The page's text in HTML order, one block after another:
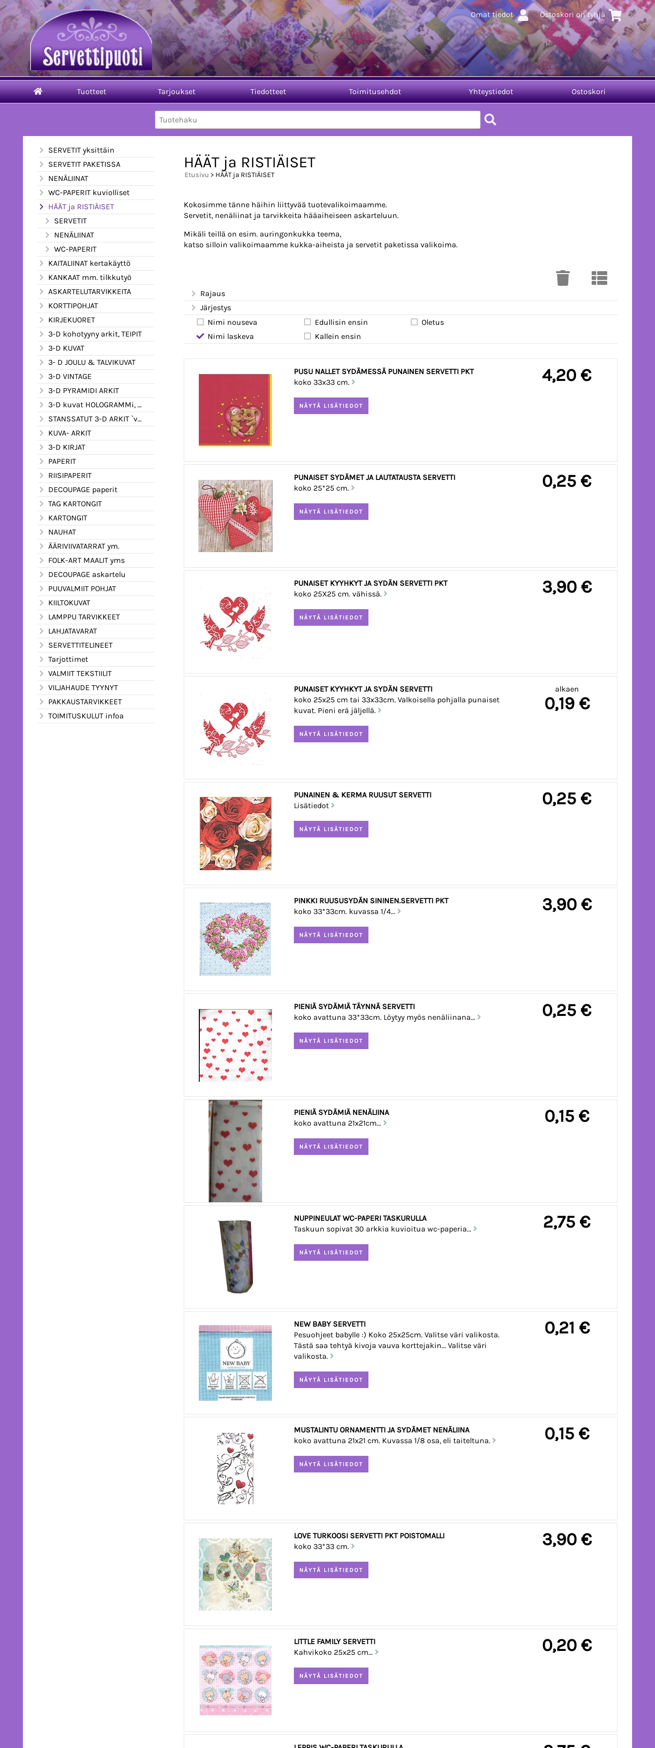
Omat tiedot Ostoskori on tyhjä
Tuotteet Tarjoukset Tiedotteet Toimitusehdot Yhteystiedot Ostoskori
SERVETIT yksittäin
SERVETIT PAKETISSA
NENÄLIINAT
WC-PAPERIT kuviolliset
HÄÄT ja RISTIÄISET
SERVETIT
NENÄLIINAT
WC-PAPERIT
KAITALIINAT kertakäyttö
KANKAAT mm. tilkkutyö
ASKARTELUTARVIKKEITA
KORTTIPOHJAT
KIRJEKUORET
3-D kohotyyny arkit, TEIPIT
3-D KUVAT
3- D JOULU & TALVIKUVAT
3-D VINTAGE
3-D PYRAMIDI ARKIT
3-D kuvat HOLOGRAMMi, kimalle ym.
STANSSATUT 3-D ARKIT `valmiiksi leikatut
KUVA- ARKIT
3-D KIRJAT
PAPERIT
RIISIPAPERIT
DECOUPAGE paperit
TAG KARTONGIT
KARTONGIT
NAUHAT
ÄÄRIVIIVATARRAT ym.
FOLK-ART MAALIT yms
DECOUPAGE askartelu
PUUVALMIIT POHJAT
KIILTOKUVAT
LAMPPU TARVIKKEET
LAHJATAVARAT
SERVETTITELINEET
Tarjottimet
VALMIIT TEKSTIILIT
VILJAHAUDE TYYNYT
PAKKAUSTARVIKKEET
TOIMITUSKULUT infoa
HÄÄT ja RISTIÄISET
Etusivu > HÄÄT ja RISTIÄISET
Kokosimme tänne häihin liittyvää tuotevalikoimaamme.
Servetit, nenäliinat ja tarvikkeita hääaiheiseen askarteluun.
Mikäli teillä on esim. auringonkukka teema,
katso silloin valikoimaamme kukka-aiheista ja servetit paketissa valikoima.
Rajaus
Järjestys
Nimi nouseva
Nimi laskeva
Edullisin ensin
Kallein ensin
Oletus
PUSU NALLET SYDÄMESSÄ PUNAINEN SERVETTI PKT
koko 33x33 cm.
4,20 €
PUNAISET SYDÄMET JA LAUTATAUSTA SERVETTI
koko 25*25 cm.
0,25 €
PUNAISET KYYHKYT JA SYDÄN SERVETTI PKT
koko 25X25 cm. vähissä.
3,90 €
PUNAISET KYYHKYT JA SYDÄN SERVETTI
koko 25x25 cm tai 33x33cm. Valkoisella pohjalla punaiset
kuvat. Pieni erä jäljellä.
alkaen
0,19 €
PUNAINEN & KERMA RUUSUT SERVETTI
Lisätiedot
0,25 €
PINKKI RUUSUSYDÄN SININEN.SERVETTI PKT
koko 33*33cm. kuvassa 1/4...
3,90 €
PIENIÄ SYDÄMIÄ TÄYNNÄ SERVETTI
koko avattuna 33*33cm. Löytyy myös nenäliinana...
0,25 €
PIENIÄ SYDÄMIÄ NENÄLIINA
koko avattuna 21x21cm...
0,15 €
NUPPINEULAT WC-PAPERI TASKURULLA
Taskuun sopivat 30 arkkia kuvioitua wc-paperia...
2,75 €
NEW BABY SERVETTI
Pesuohjeet babylle :) Koko 25x25cm. Valitse väri valikosta.
Tästä saa tehtyä kivoja vauva korttejakin... Valitse väri
valikosta.
0,21 €
MUSTALINTU ORNAMENTTI JA SYDÄMET NENÄLIINA
koko avattuna 21x21 cm. Kuvassa 1/8 osa, eli taiteltuna.
0,15 €
LOVE TURKOOSI SERVETTI PKT POISTOMALLI
koko 33*33 cm.
3,90 €
LITTLE FAMILY SERVETTI
Kahvikoko 25x25 cm...
0,20 €